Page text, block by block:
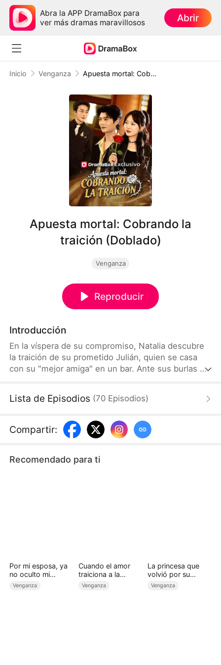
Abra la APP DramaBox para
ver más dramas maravillosos
Abrir
Inicio Venganza Apuesta mortal: Cobrando la traición (Doblado)
Apuesta mortal: Cobrando la
traición (Doblado)
Venganza
Reproducir
Introducción
En la víspera de su compromiso, Natalia descubre
la traición de su prometido Julián, quien se casa
con su "mejor amiga" en un bar. Ante sus burlas e
con los dados, logra que bajen la guardia y lleva la
la última ronda, cuando Julián cree haber ganado,
Natalia revela su verdadera jugada y los arrastra a
Lista de Episodios (70 Episodios)
Compartir:
Recomendado para ti
Por mi esposa, ya
no oculto mi
identidad
Venganza
Cuando el amor
traiciona a la
sangre (Doblado)
Venganza
La princesa que
volvió por su
corona
Venganza